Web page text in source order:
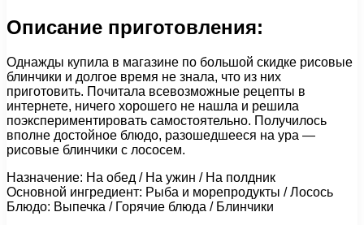
Описание приготовления:
Однажды купила в магазине по большой скидке рисовые
блинчики и долгое время не знала, что из них
приготовить. Почитала всевозможные рецепты в
интернете, ничего хорошего не нашла и решила
поэкспериментировать самостоятельно. Получилось
вполне достойное блюдо, разошедшееся на ура —
рисовые блинчики с лососем.
Назначение: На обед / На ужин / На полдник
Основной ингредиент: Рыба и морепродукты / Лосось
Блюдо: Выпечка / Горячие блюда / Блинчики